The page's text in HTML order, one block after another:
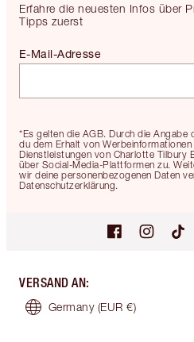
Erfahre die neuesten Infos über
Tipps zuerst
*Es gelten die AGB. Durch die Angabe
du dem Erhalt von
Dienstleistungen von Charlotte Tilbury
über Social-Media-Plattformen zu.
wir deine personenbezogenen Daten
Datenschutzerklärung.
E-Mail-Adresse
VERSAND AN:
Germany (EUR €)